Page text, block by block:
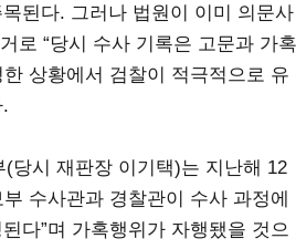
된다. 그러나 법원이 이미 의문사
로 “당시 수사 기록은 고문과 가혹
상황에서 검찰이 적극적으로 유
당시 재판장 이기택)는 지난해 12
수사관과 경찰관이 수사 과정에
다”며 가혹행위가 자행됐을 것으